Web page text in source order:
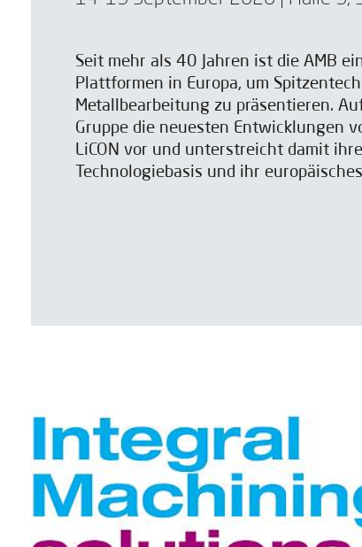
Seit mehr als 40 Jahren ist die AMB
Plattformen in Europa, um
Metallbearbeitung zu präsentieren.
Gruppe die neuesten Entwicklungen
LiCON vor und unterstreicht damit
Technologiebasis und ihr